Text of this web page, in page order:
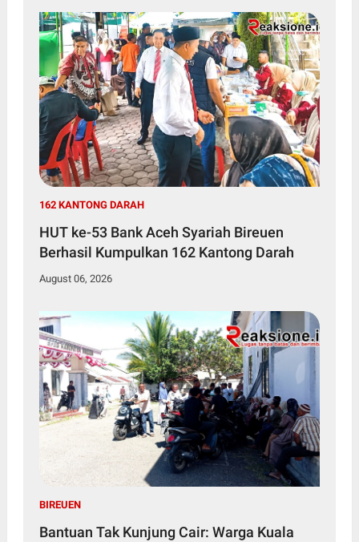
162 KANTONG DARAH
HUT ke-53 Bank Aceh Syariah Bireuen
Berhasil Kumpulkan 162 Kantong Darah
August 06, 2026
BIREUEN
Bantuan Tak Kunjung Cair: Warga Kuala